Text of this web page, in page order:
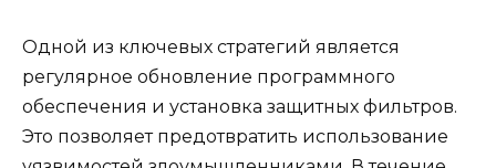
Одной из ключевых стратегий является
регулярное обновление программного
обеспечения и установка защитных фильтров.
Это позволяет предотвратить использование